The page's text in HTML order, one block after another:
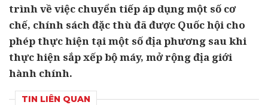
trình về việc chuyển tiếp áp dụng một số cơ
chế, chính sách đặc thù đã được Quốc hội cho
phép thực hiện tại một số địa phương sau khi
thực hiện sắp xếp bộ máy, mở rộng địa giới
hành chính.
TIN LIÊN QUAN